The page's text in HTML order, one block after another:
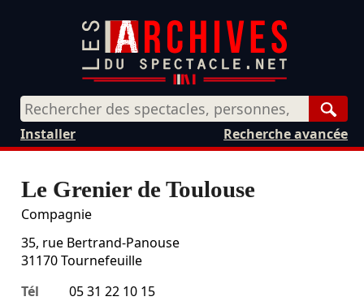
Recherche avancée
Installer
Le Grenier de Toulouse
Compagnie
35, rue Bertrand-Panouse
31170 Tournefeuille
Tél
05 31 22 10 15